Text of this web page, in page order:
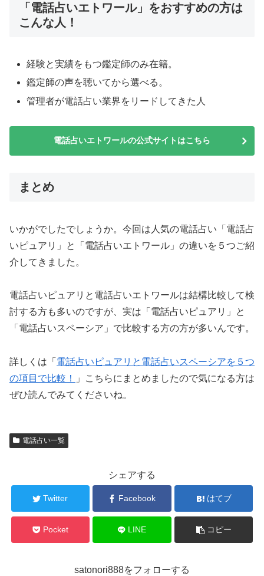
「電話占いエトワール」をおすすめの方は
こんな人！
経験と実績をもつ鑑定師のみ在籍。
鑑定師の声を聴いてから選べる。
管理者が電話占い業界をリードしてきた人
電話占いエトワールの公式サイトはこちら
まとめ
いかがでしたでしょうか。今回は人気の電話占い「電話占
いピュアリ」と「電話占いエトワール」の違いを５つご紹
介してきました。
電話占いピュアリと電話占いエトワールは結構比較して検
討する方も多いのですが、実は「電話占いピュアリ」と
「電話占いスペーシア」で比較する方の方が多いんです。
詳しくは「 電話占いピュアリと電話占いスペーシアを５つ
の項目で比較！
」こちらにまとめましたので気になる方は
ぜひ読んでみてくださいね。
電話占い一覧
シェアする
Twitter Facebook はてブ
Pocket LINE コピー
satonori888をフォローする